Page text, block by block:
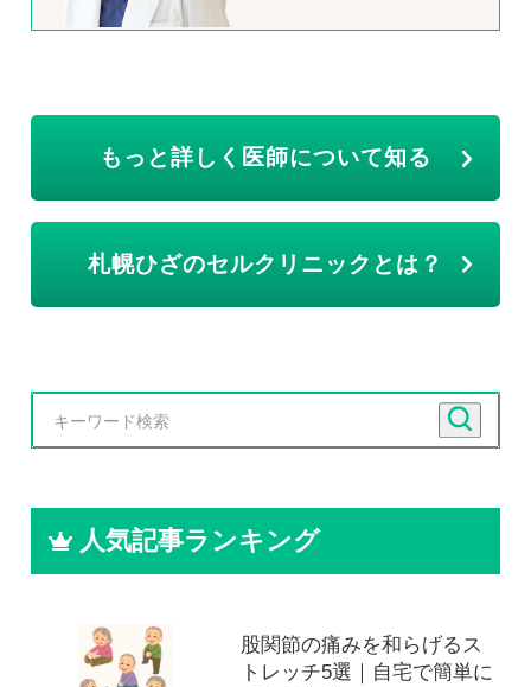
もっと詳しく医師について知る
札幌ひざのセルクリニックとは？
人気記事ランキング
股関節の痛みを和らげるス
トレッチ5選｜自宅で簡単に